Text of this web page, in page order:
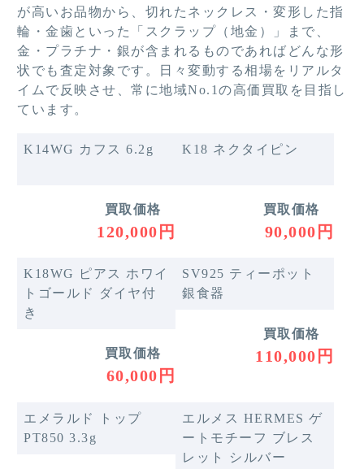
が高いお品物から、切れたネックレス・変形した指
輪・金歯といった「スクラップ（地金）」まで、
金・プラチナ・銀が含まれるものであればどんな形
状でも査定対象です。日々変動する相場をリアルタ
イムで反映させ、常に地域No.1の高価買取を目指し
ています。
K14WG カフス 6.2g
買取価格
120,000円
K18 ネクタイピン
買取価格
90,000円
K18WG ピアス ホワイ
トゴールド ダイヤ付
き
買取価格
60,000円
SV925 ティーポット
銀食器
買取価格
110,000円
エメラルド トップ
PT850 3.3g
エルメス HERMES ゲ
ートモチーフ ブレス
レット シルバー